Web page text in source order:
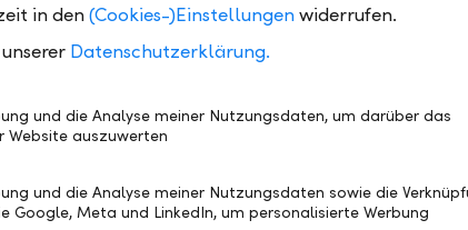
zur LLB gekommen, wie du selbst
Hier geht es nicht nur um Ziele, sondern
Um echtes Teamplay. Genau das
allein erfolgreich sein, sondern gemeinsam
in den(Cookies-)Einstellungenwiderrufen.
Datenschutzerklärung.
und die Analyse meiner Nutzungsdaten, um darüber das
Website auszuwerten
und die Analyse meiner Nutzungsdaten sowie die
Meta und LinkedIn, um personalisierte Werbung